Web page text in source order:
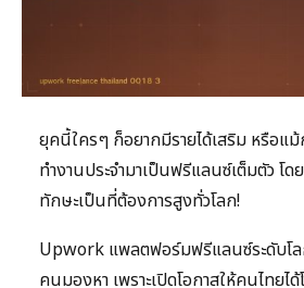
ยุคนี้ใครๆ ก็อยากมีรายได้เสริม หรือแ
ทำงานประจำมาเป็นฟรีแลนซ์เต็มตัว โด
ทักษะเป็นที่ต้องการสูงทั่วโลก!
Upwork แพลตฟอร์มฟรีแลนซ์ระดับโ
คนมองหา เพราะเปิดโอกาสให้คนไทย